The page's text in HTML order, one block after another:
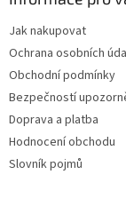
Jak nakupovat
Ochrana osobních
Obchodní podmínky
Bezpečností
Doprava a platba
Hodnocení obchodu
Slovník pojmů